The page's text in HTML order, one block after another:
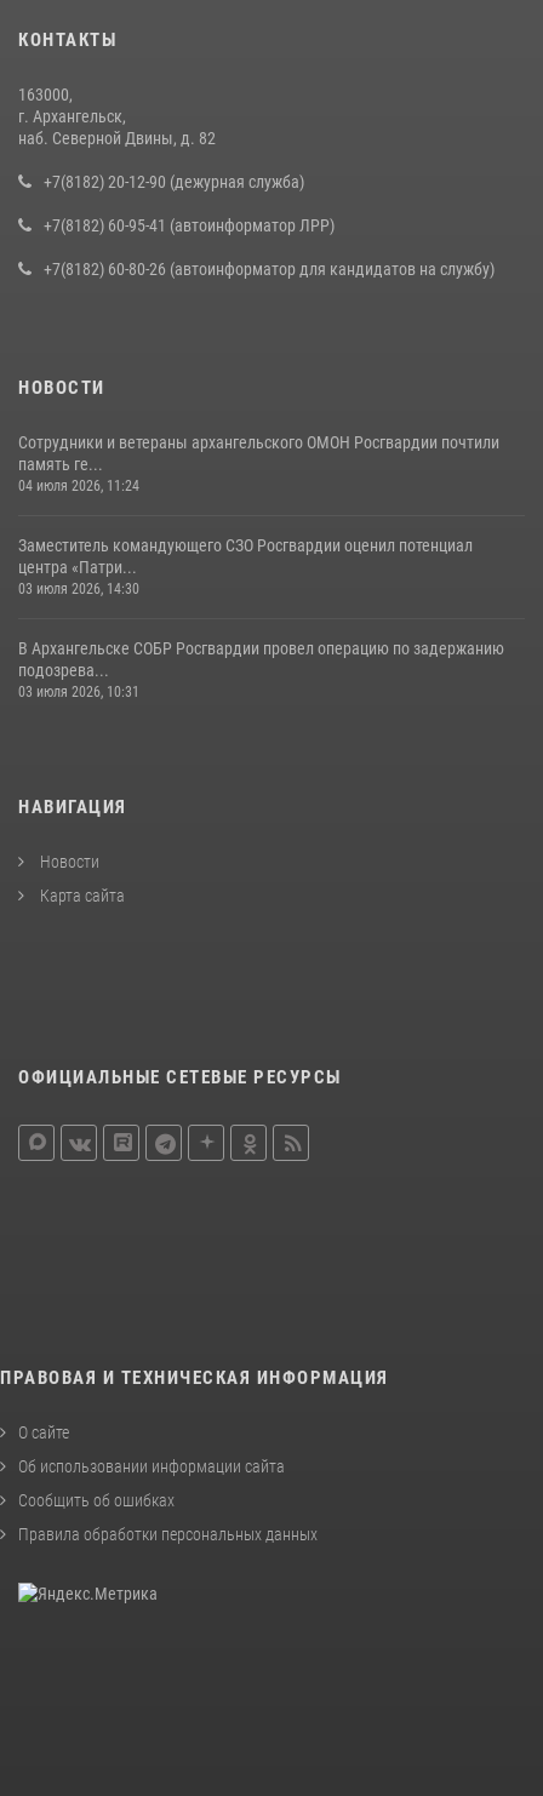
КОНТАКТЫ
163000,
г. Архангельск,
наб. Северной Двины, д. 82
+7(8182) 20-12-90 (дежурная служба)
+7(8182) 60-95-41 (автоинформатор ЛРР)
+7(8182) 60-80-26 (автоинформатор для кандидатов на службу)
НОВОСТИ
Сотрудники и ветераны архангельского ОМОН Росгвардии почтили
память ге...
04 июля 2026, 11:24
Заместитель командующего СЗО Росгвардии оценил потенциал
центра «Патри...
03 июля 2026, 14:30
В Архангельске СОБР Росгвардии провел операцию по задержанию
подозрева...
03 июля 2026, 10:31
НАВИГАЦИЯ
Новости
Карта сайта
ОФИЦИАЛЬНЫЕ СЕТЕВЫЕ РЕСУРСЫ
ПРАВОВАЯ И ТЕХНИЧЕСКАЯ ИНФОРМАЦИЯ
О сайте
Об использовании информации сайта
Сообщить об ошибках
Правила обработки персональных данных